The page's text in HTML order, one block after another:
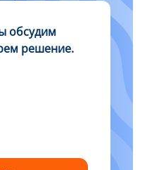
обсудим
решение.